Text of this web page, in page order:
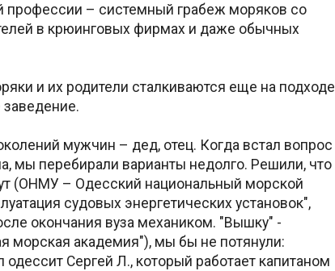
профессии – системный грабеж моряков со
в крюинговых фирмах и даже обычных
и их родители сталкиваются еще на подходе
мужчин – дед, отец. Когда встал вопрос
мы перебирали варианты недолго. Решили, что
(ОНМУ – Одесский национальный морской
судовых энергетических установок",
окончания вуза механиком. "Вышку" -
морская академия"), мы бы не потянули:
Сергей Л., который работает капитаном